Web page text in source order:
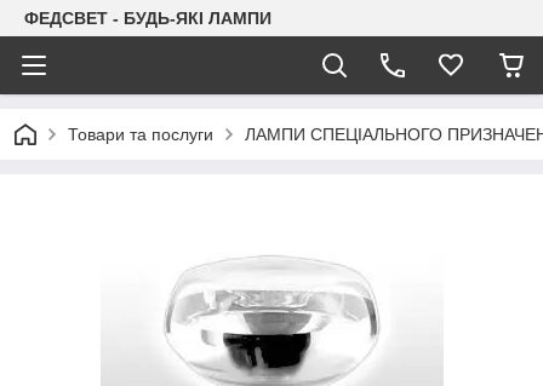
ФЕДСВЕТ - БУДЬ-ЯКІ ЛАМПИ
Товари та послуги ЛАМПИ СПЕЦІАЛЬНОГО